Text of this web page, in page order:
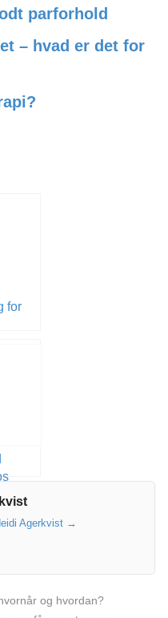
parforhold
– hvad er det for
for
Agerkvist →
og hvordan?